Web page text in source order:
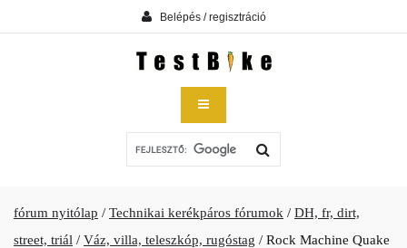
Belépés / regisztráció
fórum nyitólap / Technikai kerékpáros fórumok / DH, fr, dirt,
street, triál / Váz, villa, teleszkóp, rugóstag / Rock Machine Quake